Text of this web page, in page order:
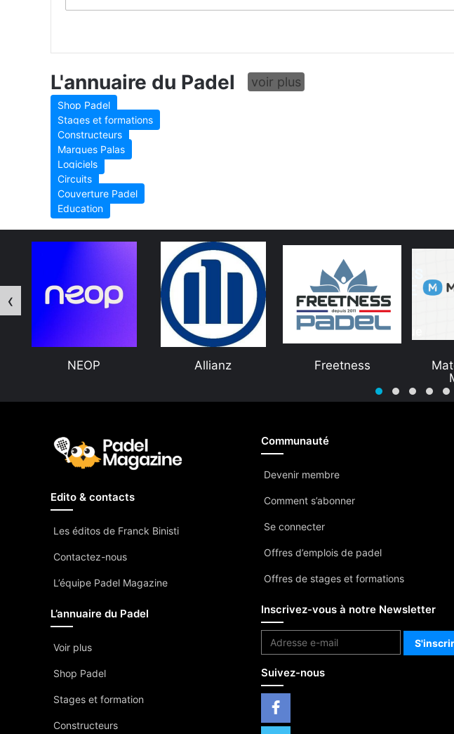
L'annuaire du Padel voir plus
Shop Padel
Stages et formations
Constructeurs
Marques Palas
Logiciels
Circuits
Couverture Padel
Education
Allianz Freetness
Matchpoint by
‹
Edito & contacts
Les éditos de Franck Binisti
Contactez-nous
L’équipe Padel Magazine
L’annuaire du Padel
Voir plus
Shop Padel
Stages et formation
Constructeurs
Communauté
Devenir membre
Comment s’abonner
Se connecter
Offres d’emplois de padel
Offres de stages et formations
Inscrivez-vous à notre Newsletter
Suivez-nous